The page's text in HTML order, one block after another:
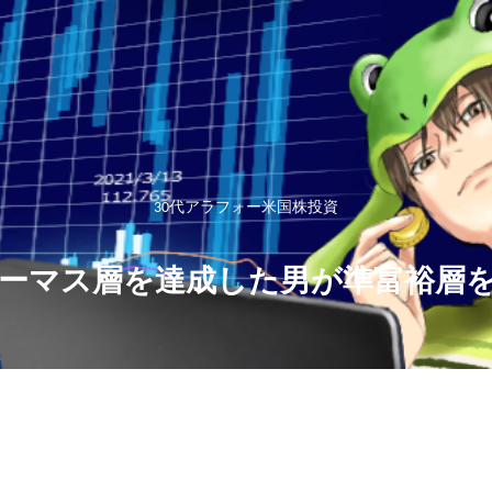
30代アラフォー米国株投資
マス層を達成した男が準富裕層